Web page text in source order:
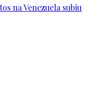
na Venezuela subiu